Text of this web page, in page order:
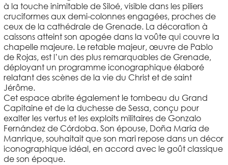
à la touche inimitable de Siloé, visible dans les piliers
cruciformes aux demi-colonnes engagées, proches de
ceux de la cathédrale de Grenade. La décoration à
caissons atteint son apogée dans la voûte qui couvre la
chapelle majeure. Le retable majeur, œuvre de Pablo
de Rojas, est l’un des plus remarquables de Grenade,
déployant un programme iconographique élaboré
relatant des scènes de la vie du Christ et de saint
Jérôme.
Cet espace abrite également le tombeau du Grand
Capitaine et de la duchesse de Sessa, conçu pour
exalter les vertus et les exploits militaires de Gonzalo
Fernández de Córdoba. Son épouse, Doña María de
Manrique, souhaitait que son mari repose dans un décor
iconographique idéal, en accord avec le goût classique
de son époque.